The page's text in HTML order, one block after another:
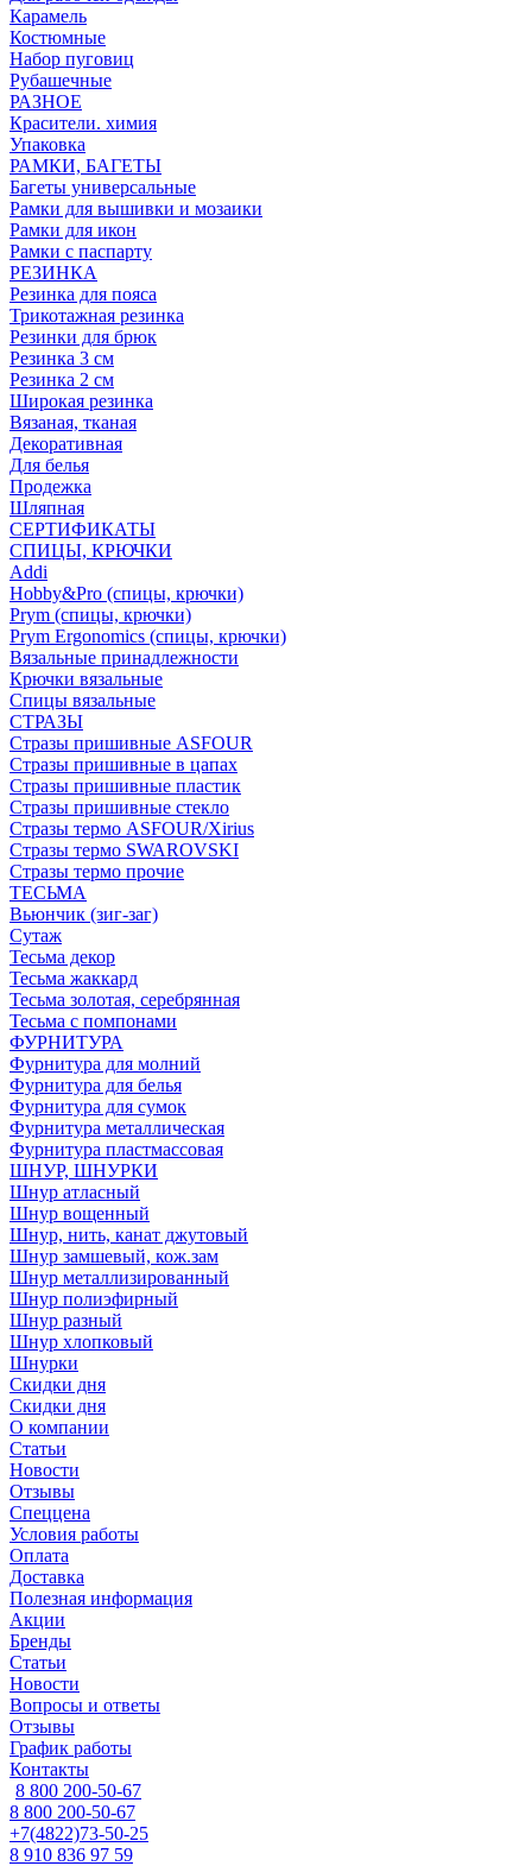
Карамель
Костюмные
Набор пуговиц
Рубашечные
РАЗНОЕ
Красители. химия
Упаковка
РАМКИ, БАГЕТЫ
Багеты универсальные
Рамки для вышивки и мозаики
Рамки для икон
Рамки с паспарту
РЕЗИНКА
Резинка для пояса
Трикотажная резинка
Резинки для брюк
Резинка 3 см
Резинка 2 см
Широкая резинка
Вязаная, тканая
Декоративная
Для белья
Продежка
Шляпная
СЕРТИФИКАТЫ
СПИЦЫ, КРЮЧКИ
Addi
Hobby&Pro (спицы, крючки)
Prym (спицы, крючки)
Prym Ergonomics (спицы, крючки)
Вязальные принадлежности
Крючки вязальные
Спицы вязальные
СТРАЗЫ
Стразы пришивные ASFOUR
Стразы пришивные в цапах
Стразы пришивные пластик
Стразы пришивные стекло
Стразы термо ASFOUR/Xirius
Стразы термо SWAROVSKI
Стразы термо прочие
ТЕСЬМА
Вьюнчик (зиг-заг)
Сутаж
Тесьма декор
Тесьма жаккард
Тесьма золотая, серебрянная
Тесьма с помпонами
ФУРНИТУРА
Фурнитура для молний
Фурнитура для белья
Фурнитура для сумок
Фурнитура металлическая
Фурнитура пластмассовая
ШНУР, ШНУРКИ
Шнур атласный
Шнур вощенный
Шнур, нить, канат джутовый
Шнур замшевый, кож.зам
Шнур металлизированный
Шнур полиэфирный
Шнур разный
Шнур хлопковый
Шнурки
Скидки дня
Скидки дня
О компании
Статьи
Новости
Отзывы
Спеццена
Условия работы
Оплата
Доставка
Полезная информация
Акции
Бренды
Статьи
Новости
Вопросы и ответы
Отзывы
График работы
Контакты
8 800 200-50-67
8 800 200-50-67
+7(4822)73-50-25
8 910 836 97 59